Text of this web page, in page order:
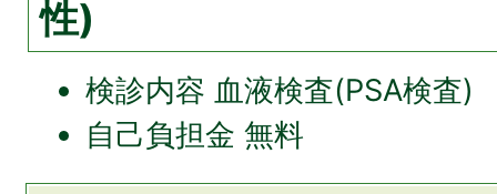
性)
検診内容 血液検査(PSA検査)
自己負担金 無料